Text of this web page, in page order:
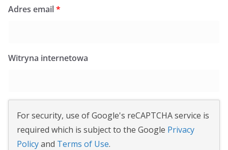
Adres email*
Witryna internetowa
For security, use of Google's reCAPTCHA service is
required which is subject to the Google Privacy
Policyand Terms of Use.